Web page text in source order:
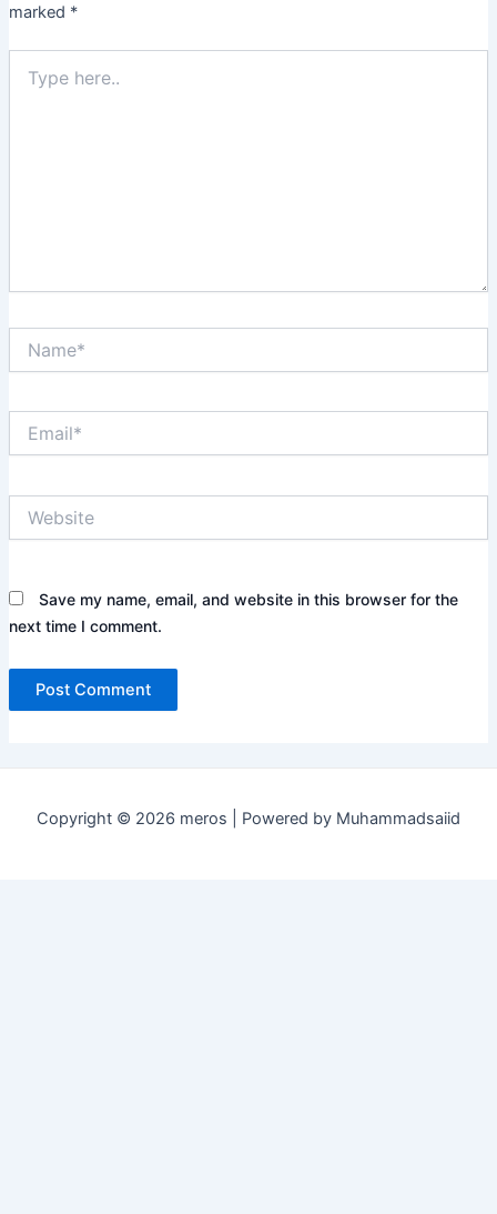
marked *
here..
Save my name, email, and website in this browser for the
next time I comment.
Copyright © 2026 meros | Powered by Muhammadsaiid